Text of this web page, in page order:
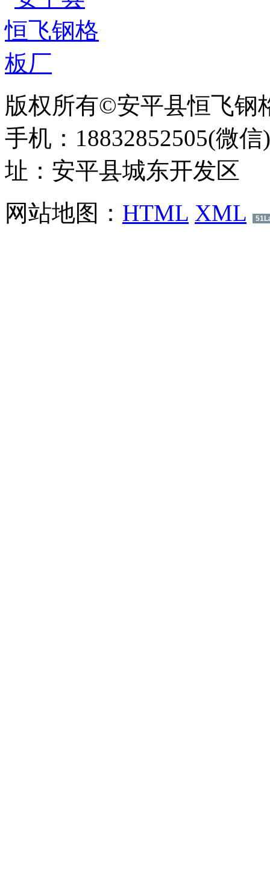
版权所有©安平县恒飞钢
手机：18832852505(微
址：安平县城东开发区
网站地图： HTML XML